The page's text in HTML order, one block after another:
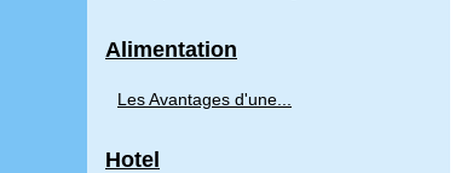
Alimentation
Les Avantages d'une...
Hotel